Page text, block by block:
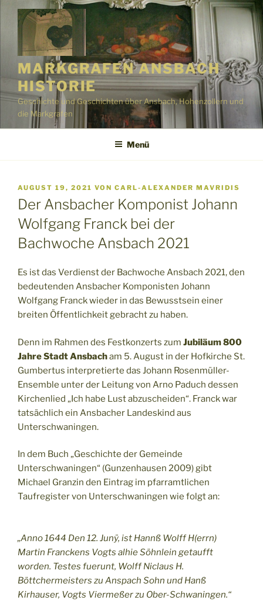
Zum
Inhalt
springen
MARKGRAFEN ANSBACH
HISTORIE
Geschichte und Geschichten über Ansbach, Hohenzollern und
die Markgrafen
Menü
VERÖFFENTLICHT
AM
AUGUST 19, 2021 VON CARL-ALEXANDER MAVRIDIS
Der Ansbacher Komponist Johann
Wolfgang Franck bei der
Bachwoche Ansbach 2021
Es ist das Verdienst der Bachwoche Ansbach 2021, den
bedeutenden Ansbacher Komponisten Johann
Wolfgang Franck wieder in das Bewusstsein einer
breiten Öffentlichkeit gebracht zu haben.
Denn im Rahmen des Festkonzerts zum Jubiläum 800
Jahre Stadt Ansbacham 5. August in der Hofkirche St.
Gumbertus interpretierte das Johann Rosenmüller-
Ensemble unter der Leitung von Arno Paduch dessen
Kirchenlied „Ich habe Lust abzuscheiden“. Franck war
tatsächlich ein Ansbacher Landeskind aus
Unterschwaningen.
In dem Buch „Geschichte der Gemeinde
Unterschwaningen“ (Gunzenhausen 2009) gibt
Michael Granzin den Eintrag im pfarramtlichen
Taufregister von Unterschwaningen wie folgt an:
„Anno 1644 Den 12. Junÿ, ist Hannß Wolff H(errn)
Martin Franckens Vogts alhie Söhnlein getaufft
worden. Testes fuerunt, Wolff Niclaus H.
Böttchermeisters zu Anspach Sohn und Hanß
Kirhauser, Vogts Viermeßer zu Ober-Schwaningen.“